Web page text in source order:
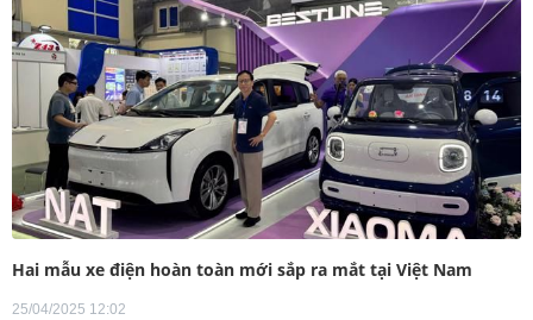
Hai mẫu xe điện hoàn toàn mới sắp ra mắt tại Việt Nam
25/04/2025 12:02